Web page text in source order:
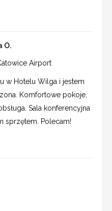
O.
Airport
w Hotelu Wilga i jestem
Komfortowe pokoje,
Sala konferencyjna
sprzętem. Polecam!